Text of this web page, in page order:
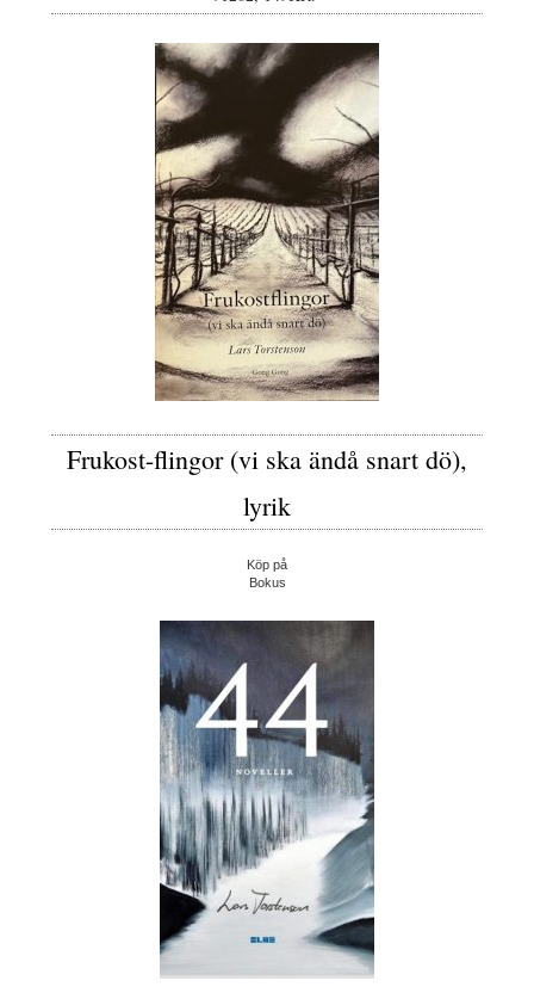
Frukost-flingor (vi ska ändå snart dö),
lyrik
Köp på
Bokus